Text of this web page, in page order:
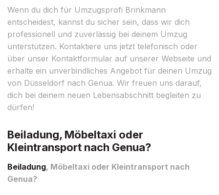
Wenn du dich für Umzugsprofi Brinkmann
entscheidest, kannst du sicher sein, dass wir dich
professionell und zuverlässig bei deinem Umzug
unterstützen. Kontaktiere uns jetzt telefonisch oder
über unser Kontaktformular auf unserer Webseite und
erhalte ein unverbindliches Angebot für deinen Umzug
von Düsseldorf nach Genua. Wir freuen uns darauf,
dich bei deinem neuen Lebensabschnitt begleiten zu
dürfen!
Beiladung, Möbeltaxi oder
Kleintransport nach Genua?
Beiladung, Möbeltaxi oder Kleintransport nach
Genua?